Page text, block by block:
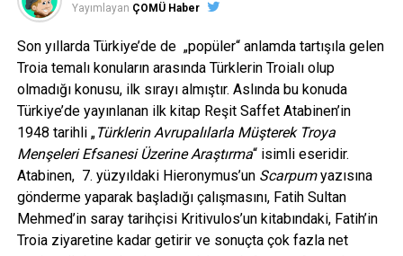
Yayımlayan ÇOMÜ Haber
Son yıllarda Türkiye’de de „popüler“ anlamda tartışıla gelen
Troia temalı konuların arasında Türklerin Troialı olup
olmadığı konusu, ilk sırayı almıştır. Aslında bu konuda
Türkiye’de yayınlanan ilk kitap Reşit Saffet Atabinen’in
1948 tarihli „Türklerin Avrupalılarla Müşterek Troya
Menşeleri Efsanesi Üzerine Araştırma“ isimli eseridir.
Atabinen, 7. yüzyıldaki Hieronymus’un Scarpumyazısına
gönderme yaparak başladığı çalışmasını, Fatih Sultan
Mehmed’in saray tarihçisi Kritivulos’un kitabındaki, Fatih’in
Troia ziyaretine kadar getirir ve sonuçta çok fazla net